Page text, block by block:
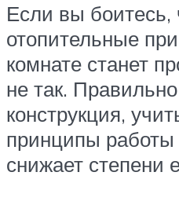
Если вы боитесь,
отопительные
комнате станет
не так.
конструкция,
принципы работы
снижает степени